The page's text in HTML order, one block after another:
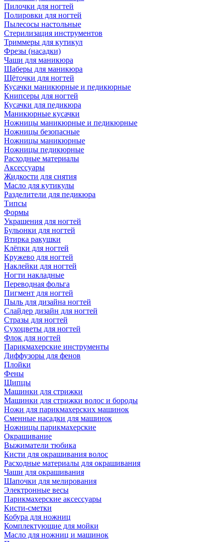
Пилочки для ногтей
Полировки для ногтей
Пылесосы настольные
Стерилизация инструментов
Триммеры для кутикул
Фрезы (насадки)
Чаши для маникюра
Шаберы для маникюра
Щёточки для ногтей
Кусачки маникюрные и педикюрные
Книпсеры для ногтей
Кусачки для педикюра
Маникюрные кусачки
Ножницы маникюрные и педикюрные
Ножницы безопасные
Ножницы маникюрные
Ножницы педикюрные
Расходные материалы
Аксессуары
Жидкости для снятия
Масло для кутикулы
Разделители для педикюра
Типсы
Формы
Украшения для ногтей
Бульонки для ногтей
Втирка ракушки
Клёпки для ногтей
Кружево для ногтей
Наклейки для ногтей
Ногти накладные
Переводная фольга
Пигмент для ногтей
Пыль для дизайна ногтей
Слайдер дизайн для ногтей
Стразы для ногтей
Сухоцветы для ногтей
Флок для ногтей
Парикмахерские инструменты
Диффузоры для фенов
Плойки
Фены
Щипцы
Машинки для стрижки
Машинки для стрижки волос и бороды
Ножи для парикмахерских машинок
Сменные насадки для машинок
Ножницы парикмахерские
Окрашивание
Выжиматели тюбика
Кисти для окрашивания волос
Расходные материалы для окрашивания
Чаши для окрашивания
Шапочки для мелирования
Электронные весы
Парикмахерские аксессуары
Кисти-сметки
Кобура для ножниц
Комплектующие для мойки
Масло для ножниц и машинок